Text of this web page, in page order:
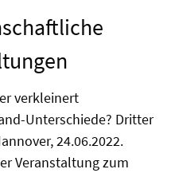
verkleinert
Unterschiede? Dritter
24.06.2022.
Veranstaltung zum